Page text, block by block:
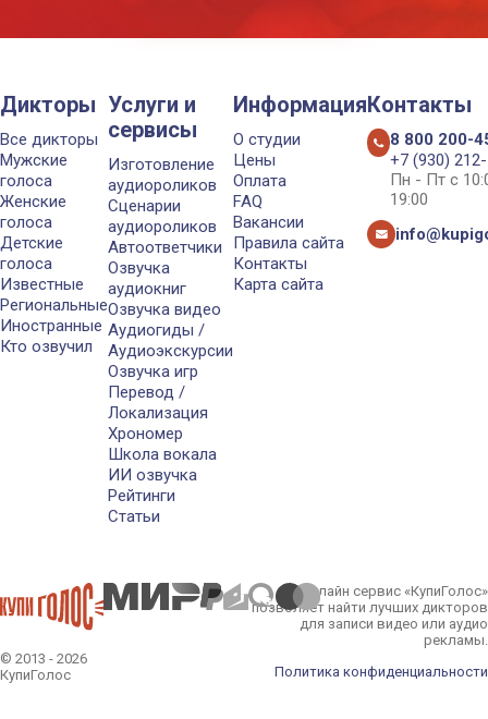
Дикторы
Все дикторы
Мужские
голоса
Женские
голоса
Детские
голоса
Известные
Региональные
Иностранные
Кто озвучил
Услуги и
сервисы
Изготовление
аудиороликов
Сценарии
аудиороликов
Автоответчики
Озвучка
аудиокниг
Озвучка видео
Аудиогиды /
Аудиоэкскурсии
Озвучка игр
Перевод /
Локализация
Хрономер
Школа вокала
ИИ озвучка
Рейтинги
Статьи
Информация
О студии
Цены
Оплата
FAQ
Вакансии
Правила сайта
Контакты
Карта сайта
Контакты
8 800 200-
+7 (930)
Пн - Пт с
19:00
© 2013 - 2026
КупиГолос
Онлайн сервис «КупиГолос»
позволяет найти лучших дикторов
для записи видео или аудио
рекламы.
Политика конфиденциальности